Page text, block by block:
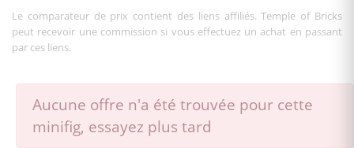
Le comparateur de prix contient des liens affiliés. Temple of Bricks
peut recevoir une commission si vous effectuez un achat en passant
par ces liens.
Aucune offre n'a été trouvée pour cette
minifig, essayez plus tard